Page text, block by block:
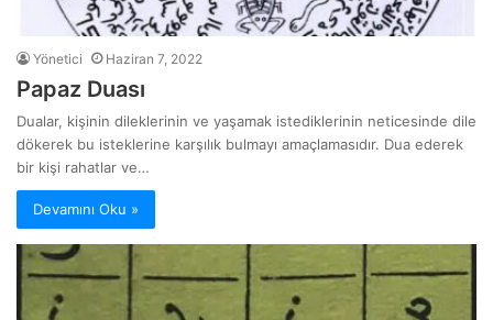
Yönetici Haziran 7, 2022
Papaz Duası
Dualar, kişinin dileklerinin ve yaşamak istediklerinin neticesinde dile
dökerek bu isteklerine karşılık bulmayı amaçlamasıdır. Dua ederek
bir kişi rahatlar ve…
Devamını Oku »